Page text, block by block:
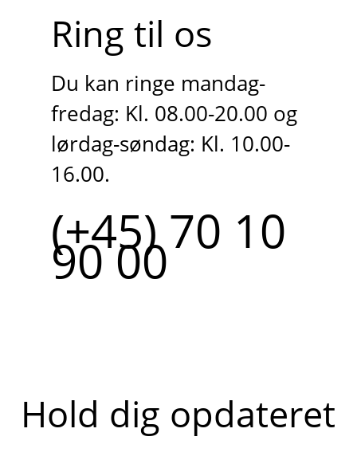
Ring til os
Du kan ringe mandag-
fredag: Kl. 08.00-20.00 og
lørdag-søndag: Kl. 10.00-
16.00.
(+45) 70 10
90 00
Hold dig opdateret